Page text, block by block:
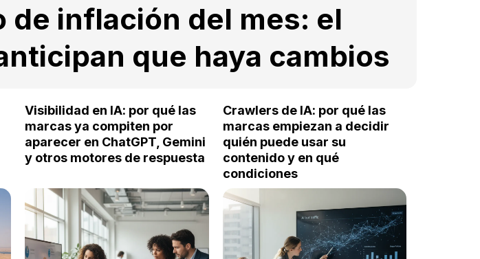
de inflación del mes: el
que haya cambios
Visibilidad en IA: por qué las
marcas ya compiten por
aparecer en ChatGPT, Gemini
y otros motores de respuesta
Crawlers de IA: por qué las
marcas empiezan a decidir
quién puede usar su
contenido y en qué
condiciones